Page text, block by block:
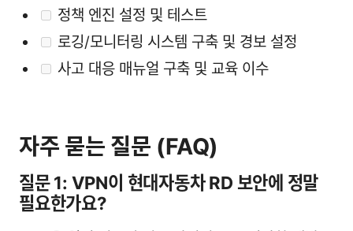
정책 엔진 설정 및 테스트
로깅/모니터링 시스템 구축 및 경보 설정
사고 대응 매뉴얼 구축 및 교육 이수
자주 묻는 질문 (FAQ)
질문 1: VPN이 현대자동차 RD 보안에 정말
필요한가요?